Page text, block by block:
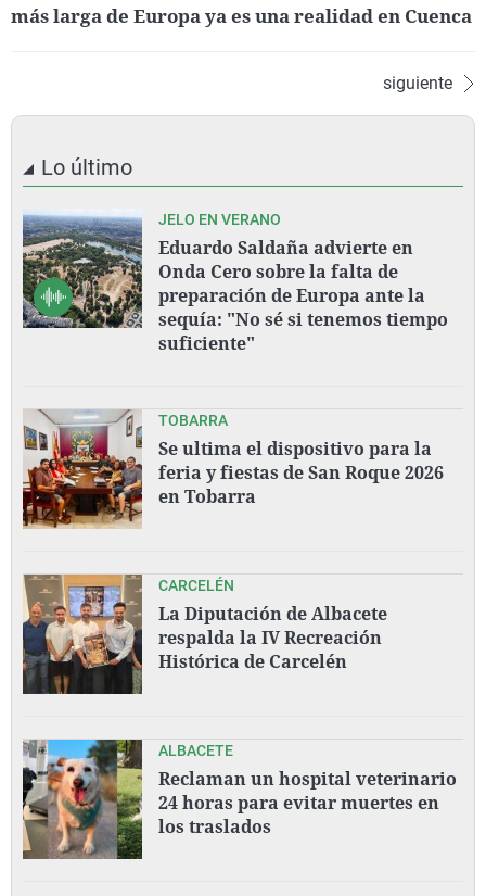
más larga de Europa ya es una realidad en Cuenca
siguiente
Lo último
JELO EN VERANO
Eduardo Saldaña advierte en
Onda Cero sobre la falta de
preparación de Europa ante la
sequía: "No sé si tenemos tiempo
suficiente"
TOBARRA
Se ultima el dispositivo para la
feria y fiestas de San Roque 2026
en Tobarra
CARCELÉN
La Diputación de Albacete
respalda la IV Recreación
Histórica de Carcelén
ALBACETE
Reclaman un hospital veterinario
24 horas para evitar muertes en
los traslados